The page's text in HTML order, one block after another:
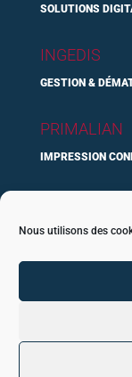
Nous utilisons des
SOLUTIONS
INGEDIS
GESTION &
PRIMALIAN
IMPRESSION
IT &
CONSEIL &